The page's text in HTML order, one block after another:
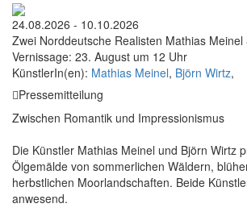
24.08.2026 - 10.10.2026
Zwei Norddeutsche Realisten Mathias Meinel
Vernissage: 23. August um 12 Uhr
KünstlerIn(en): Mathias Meinel, Björn Wirtz,
Pressemitteilung
Zwischen Romantik und Impressionismus
Die Künstler Mathias Meinel und Björn Wirtz
Ölgemälde von sommerlichen Wäldern,
herbstlichen Moorlandschaften. Beide
anwesend.